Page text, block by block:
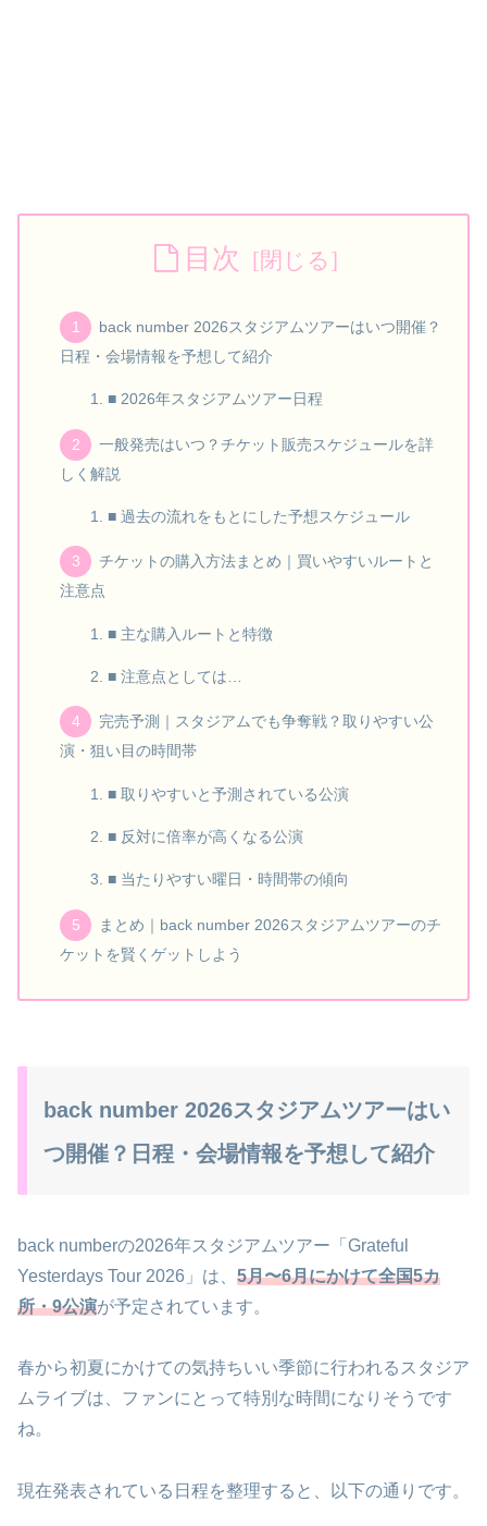
目次
back number 2026スタジアムツアーはいつ開催？
日程・会場情報を予想して紹介
■ 2026年スタジアムツアー日程
一般発売はいつ？チケット販売スケジュールを詳
しく解説
■ 過去の流れをもとにした予想スケジュール
チケットの購入方法まとめ｜買いやすいルートと
注意点
■ 主な購入ルートと特徴
■ 注意点としては…
完売予測｜スタジアムでも争奪戦？取りやすい公
演・狙い目の時間帯
■ 取りやすいと予測されている公演
■ 反対に倍率が高くなる公演
■ 当たりやすい曜日・時間帯の傾向
まとめ｜back number 2026スタジアムツアーのチ
ケットを賢くゲットしよう
back number 2026スタジアムツアーはい
つ開催？日程・会場情報を予想して紹介
back numberの2026年スタジアムツアー「Grateful
Yesterdays Tour 2026」は、 5月〜6月にかけて全国5カ
所・9公演が予定されています。
春から初夏にかけての気持ちいい季節に行われるスタジア
ムライブは、ファンにとって特別な時間になりそうです
ね。
現在発表されている日程を整理すると、以下の通りです。